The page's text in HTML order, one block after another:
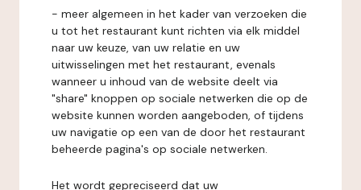
- meer algemeen in het kader van verzoeken die
u tot het restaurant kunt richten via elk middel
naar uw keuze, van uw relatie en uw
uitwisselingen met het restaurant, evenals
wanneer u inhoud van de website deelt via
"share" knoppen op sociale netwerken die op de
website kunnen worden aangeboden, of tijdens
uw navigatie op een van de door het restaurant
beheerde pagina's op sociale netwerken.
Het wordt gepreciseerd dat uw